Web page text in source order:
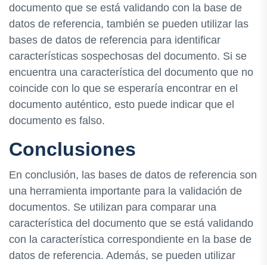
documento que se está validando con la base de
datos de referencia, también se pueden utilizar las
bases de datos de referencia para identificar
características sospechosas del documento. Si se
encuentra una característica del documento que no
coincide con lo que se esperaría encontrar en el
documento auténtico, esto puede indicar que el
documento es falso.
Conclusiones
En conclusión, las bases de datos de referencia son
una herramienta importante para la validación de
documentos. Se utilizan para comparar una
característica del documento que se está validando
con la característica correspondiente en la base de
datos de referencia. Además, se pueden utilizar